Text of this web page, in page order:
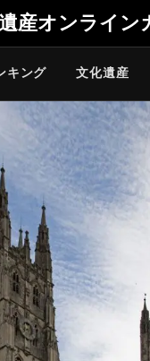
産オンライン
キング 文化遺産